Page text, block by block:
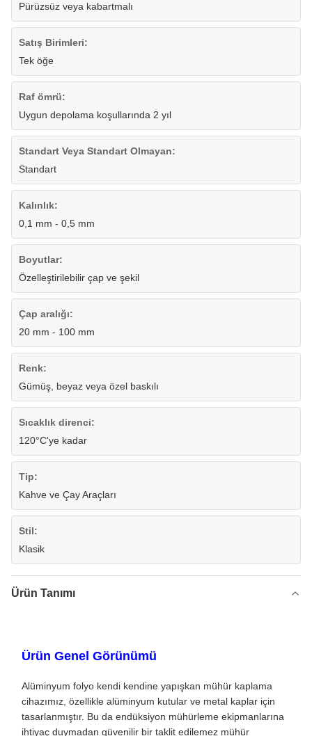
Pürüzsüz veya kabartmalı
Satış Birimleri:
Tek öğe
Raf ömrü:
Uygun depolama koşullarında 2 yıl
Standart Veya Standart Olmayan:
Standart
Kalınlık:
0,1 mm - 0,5 mm
Boyutlar:
Özelleştirilebilir çap ve şekil
Çap aralığı:
20 mm - 100 mm
Renk:
Gümüş, beyaz veya özel baskılı
Sıcaklık direnci:
120°C'ye kadar
Tip:
Kahve ve Çay Araçları
Stil:
Klasik
Ürün Tanımı
Ürün Genel Görünümü
Alüminyum folyo kendi kendine yapışkan mühür kaplama
cihazımız, özellikle alüminyum kutular ve metal kaplar için
tasarlanmıştır. Bu da endüksiyon mühürleme ekipmanlarına
ihtiyaç duymadan güvenilir bir taklit edilemez mühür